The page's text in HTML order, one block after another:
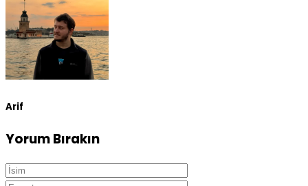
Arif
Yorum Bırakın